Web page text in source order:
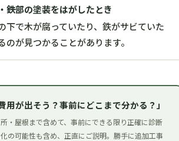
鉄部の塗装をはがしたとき
下で木が腐っていたり、鉄がサビていた
のが見つかることがあります。
用が出そう？事前にどこまで分かる？」
・屋根まで含めて、事前にできる限り正確に診断
の可能性も含め、正直にご説明。勝手に追加工事